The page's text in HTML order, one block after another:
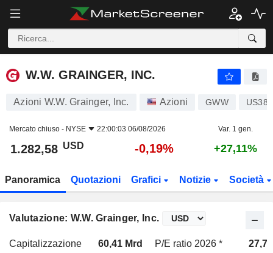
W.W. GRAINGER, INC.
W.W. GRAINGER, INC.
Azioni W.W. Grainger, Inc. Azioni GWW
Mercato chiuso - NYSE 22:00:03 06/08/2026 Var. 1 gen.
1.282,58 USD -0,19% +27,11%
Panoramica Quotazioni Grafici Notizie Società
Valutazione: W.W. Grainger, Inc.
Capitalizzazione 60,41 Mrd P/E ratio 2026 *
27,7x